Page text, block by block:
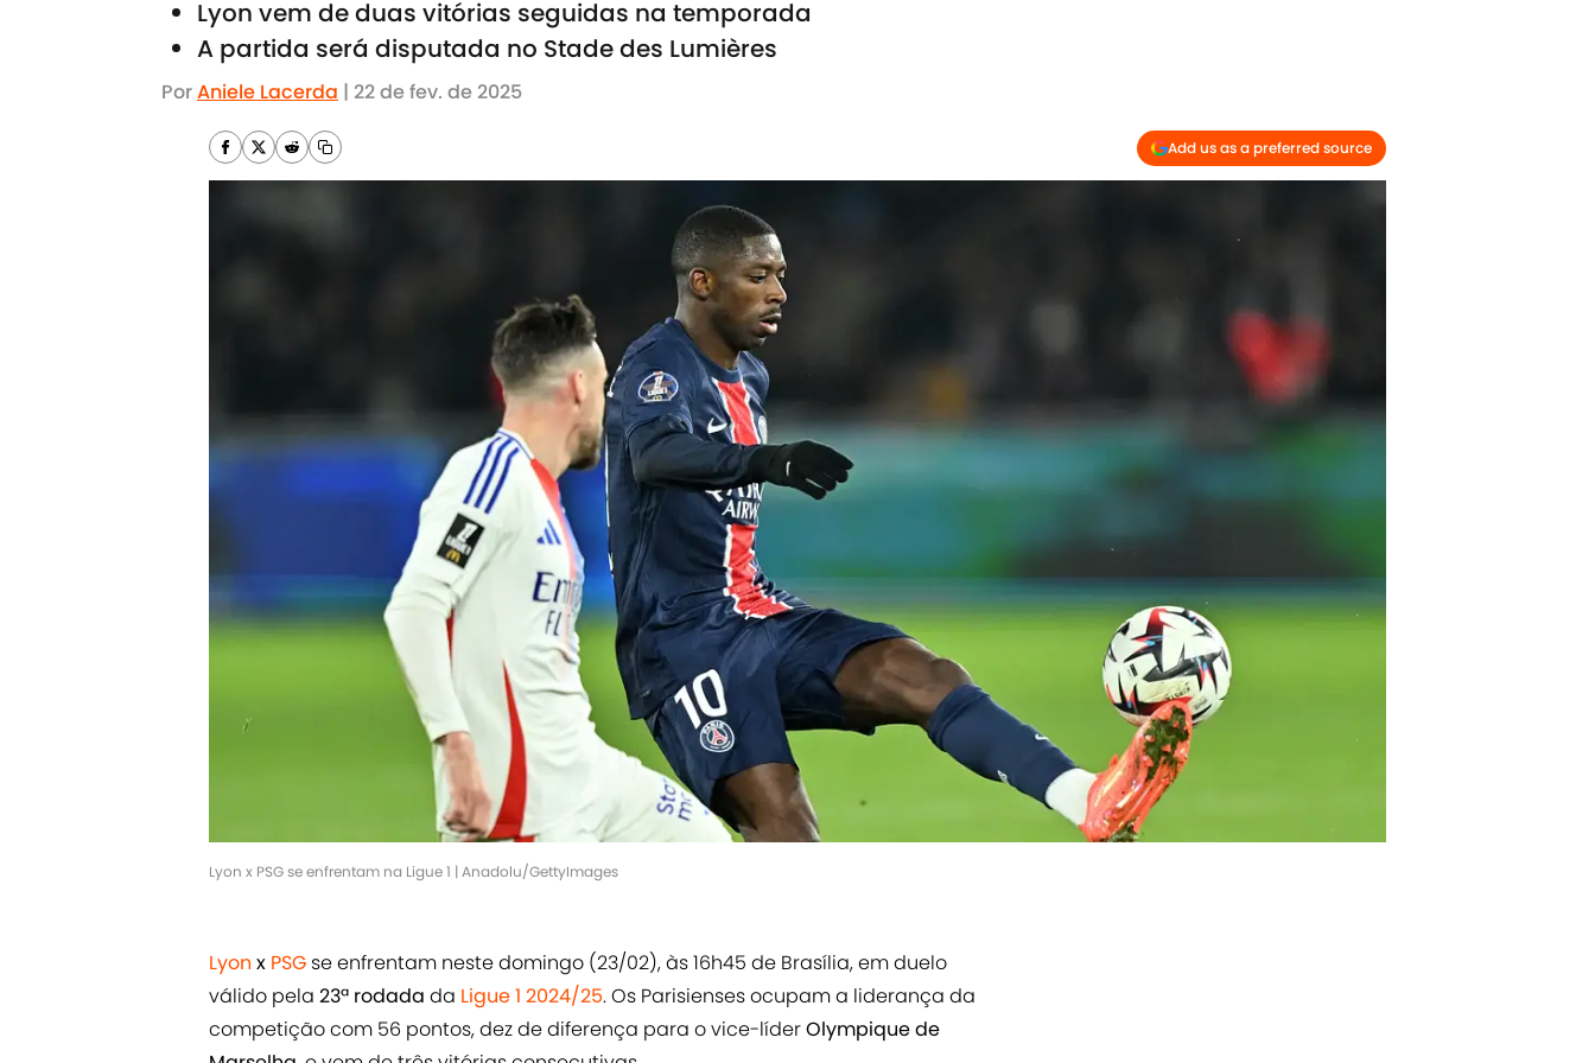
Lyon vem de duas vitórias seguidas na temporada
A partida será disputada no Stade des Lumières
PorAniele Lacerda | 22 de fev. de 2025
Add us as a preferred source
Lyon x PSG se enfrentam na Ligue 1 | Anadolu/GettyImages
Lyon x PSG se enfrentam neste domingo (23/02), às 16h45 de Brasília, em duelo
válido pela 23ª rodada da Ligue 1 2024/25. Os Parisienses ocupam a liderança da
competição com 56 pontos, dez de diferença para o vice-líderOlympique de